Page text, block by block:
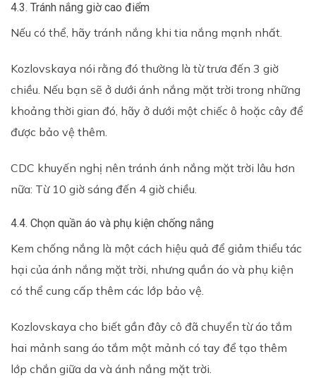
4.3. Tránh nắng giờ cao điểm
Nếu có thể, hãy tránh nắng khi tia nắng mạnh nhất.
Kozlovskaya nói rằng đó thường là từ trưa đến 3 giờ
chiều. Nếu bạn sẽ ở dưới ánh nắng mặt trời trong những
khoảng thời gian đó, hãy ở dưới một chiếc ô hoặc cây để
được bảo vệ thêm.
CDC khuyến nghị nên tránh ánh nắng mặt trời lâu hơn
nữa: Từ 10 giờ sáng đến 4 giờ chiều.
4.4. Chọn quần áo và phụ kiện chống nắng
Kem chống nắng là một cách hiệu quả để giảm thiểu tác
hại của ánh nắng mặt trời, nhưng quần áo và phụ kiện
có thể cung cấp thêm các lớp bảo vệ.
Kozlovskaya cho biết gần đây cô đã chuyển từ áo tắm
hai mảnh sang áo tắm một mảnh có tay để tạo thêm
lớp chắn giữa da và ánh nắng mặt trời.